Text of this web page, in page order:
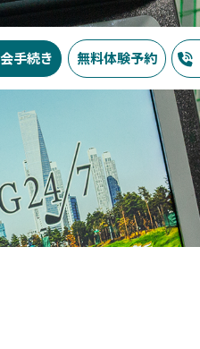
7とは？ SWING24/7の特
手続き 無料体験予約